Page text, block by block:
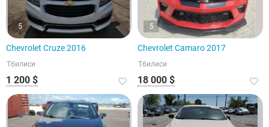
5
Chevrolet Cruze 2016
Тбилиси
1 200 $
5
Chevrolet Camaro 2017
Тбилиси
18 000 $